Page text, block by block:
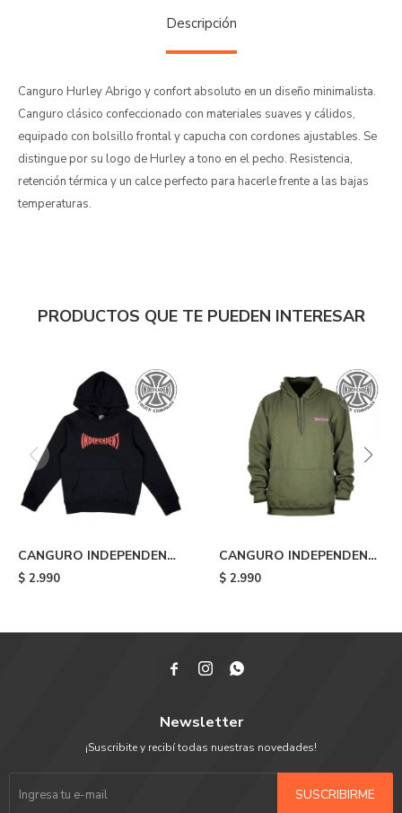
Descripción
Canguro Hurley Abrigo y confort absoluto en un diseño minimalista.
Canguro clásico confeccionado con materiales suaves y cálidos,
equipado con bolsillo frontal y capucha con cordones ajustables. Se
distingue por su logo de Hurley a tono en el pecho. Resistencia,
retención térmica y un calce perfecto para hacerle frente a las bajas
temperaturas.
PRODUCTOS QUE TE PUEDEN INTERESAR
CANGURO INDEPENDENT
SPAN LOGO - Black
$ 2.990
CANGURO INDEPENDENT
ITC PROFILE HOOD -
$ 2.990
  
Newsletter
¡Suscribite y recibí todas nuestras novedades!
SUSCRIBIRME